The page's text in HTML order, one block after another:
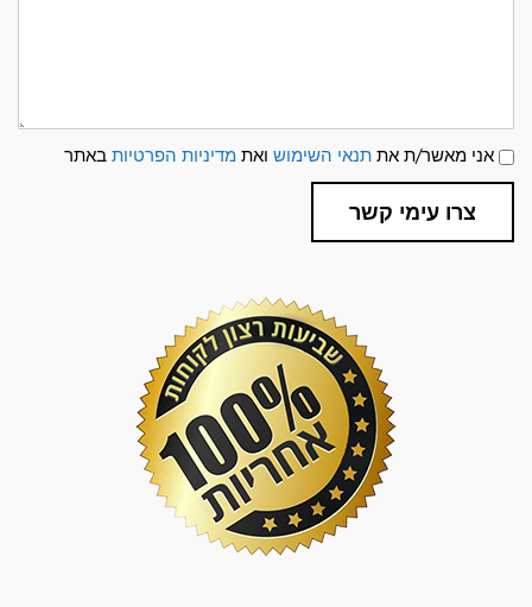
תנאי
שימוש
ומדיניות
פרטיות
אני מאשר/ת את תנאי השימוש ואת מדיניות הפרטיות באתר
צרו עימי קשר